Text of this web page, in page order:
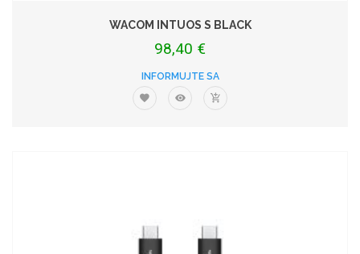
WACOM INTUOS S BLACK
98,40 €
INFORMUJTE SA